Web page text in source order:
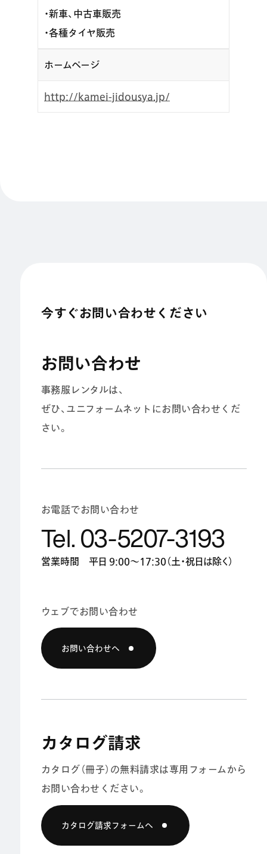
・新車、中古車販売
・各種タイヤ販売
ホームページ
http://kamei-jidousya.jp/
今すぐお問い合わせください
お問い合わせ
事務服レンタルは、
ぜひ、ユニフォームネットにお問い合わせくだ
さい。
お電話でお問い合わせ
Tel. 03-5207-3193
営業時間 平日 9:00〜17:30（土・祝日は除く）
ウェブでお問い合わせ
お問い合わせへ
カタログ請求
カタログ（冊子）の無料請求は専用フォームから
お問い合わせください。
カタログ請求フォームへ